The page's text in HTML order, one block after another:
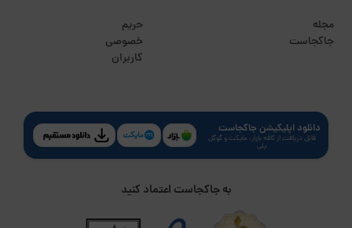
مجله
جاکجاست
حریم
خصوصی
کاربران
دانلود اپلیکیشن جاکجاست
قابل دریافت از کافه بازار، مایکت و گوگل
پلی
به جاکجاست اعتماد کنید